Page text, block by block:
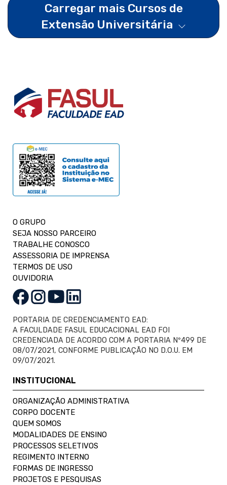
Carregar mais Cursos de
Extensão Universitária
O GRUPO
SEJA NOSSO PARCEIRO
TRABALHE CONOSCO
ASSESSORIA DE IMPRENSA
TERMOS DE USO
OUVIDORIA
PORTARIA DE CREDENCIAMENTO EAD:
A FACULDADE FASUL EDUCACIONAL EAD FOI
CREDENCIADA DE ACORDO COM A PORTARIA Nº499 DE
08/07/2021, CONFORME PUBLICAÇÃO NO D.O.U. EM
09/07/2021.
INSTITUCIONAL
ORGANIZAÇÃO ADMINISTRATIVA
CORPO DOCENTE
QUEM SOMOS
MODALIDADES DE ENSINO
PROCESSOS SELETIVOS
REGIMENTO INTERNO
FORMAS DE INGRESSO
PROJETOS E PESQUISAS